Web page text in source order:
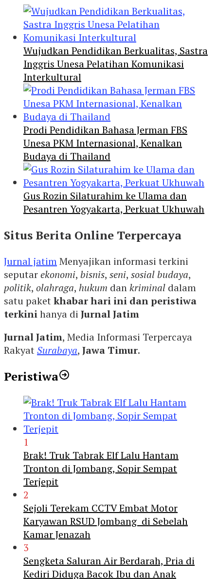
Wujudkan Pendidikan Berkualitas, Sastra
Inggris Unesa Pelatihan Komunikasi
Interkultural
Prodi Pendidikan Bahasa Jerman FBS
Unesa PKM Internasional, Kenalkan
Budaya di Thailand
Gus Rozin Silaturahim ke Ulama dan
Pesantren Yogyakarta, Perkuat Ukhuwah
Situs Berita Online Terpercaya
Jurnal jatimMenyajikan informasi terkini
seputarekonomi, bisnis, seni, sosial budaya,
politik, olahraga, hukum dankriminal dalam
satu paketkhabar hari ini dan peristiwa
terkinihanya di Jurnal Jatim
Jurnal Jatim, Media Informasi Terpercaya
RakyatSurabaya, Jawa Timur.
Peristiwa
1
Brak! Truk Tabrak Elf Lalu Hantam
Tronton di Jombang, Sopir Sempat
Terjepit
2
Sejoli Terekam CCTV Embat Motor
Karyawan RSUD Jombang di Sebelah
Kamar Jenazah
3
Sengketa Saluran Air Berdarah, Pria di
Kediri Diduga Bacok Ibu dan Anak